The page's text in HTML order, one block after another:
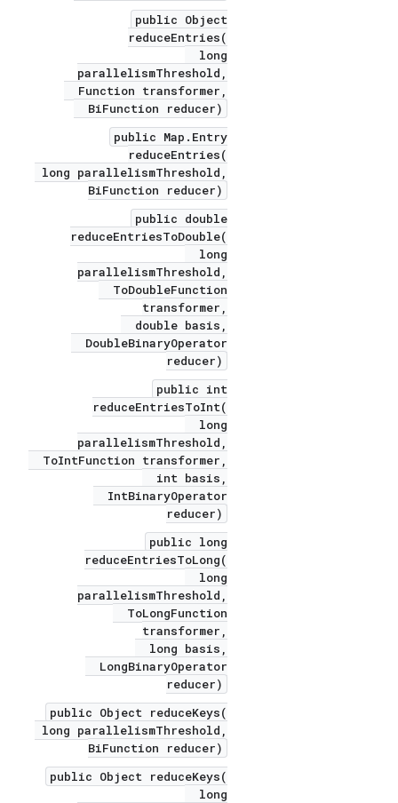
public Object
reduceEntries(
long
parallelismThreshold,
Function transformer,
BiFunction reducer)
public Map.Entry
reduceEntries(
long parallelismThreshold,
BiFunction reducer)
public double
reduceEntriesToDouble(
long
parallelismThreshold,
ToDoubleFunction
transformer,
double basis,
DoubleBinaryOperator
reducer)
public int
reduceEntriesToInt(
long
parallelismThreshold,
ToIntFunction transformer,
int basis,
IntBinaryOperator
reducer)
public long
reduceEntriesToLong(
long
parallelismThreshold,
ToLongFunction
transformer,
long basis,
LongBinaryOperator
reducer)
public Object reduceKeys(
long parallelismThreshold,
BiFunction reducer)
public Object reduceKeys(
long